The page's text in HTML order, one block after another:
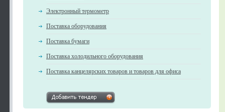
Электронный термометр
Поставка оборудования
Поставка бумаги
Поставка холодильного оборудования
Поставка канцелярских товаров и товаров для офиса